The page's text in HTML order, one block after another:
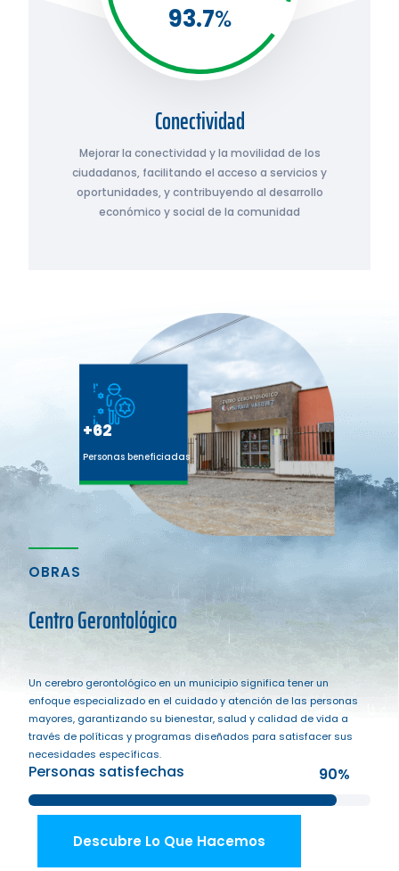
93.7%
Conectividad
Mejorar la conectividad y la movilidad de los
ciudadanos, facilitando el acceso a servicios y
oportunidades, y contribuyendo al desarrollo
económico y social de la comunidad
+62
Personas beneficiadas
OBRAS
Centro Gerontológico
Un cerebro gerontológico en un municipio significa tener un
enfoque especializado en el cuidado y atención de las personas
mayores, garantizando su bienestar, salud y calidad de vida a
través de políticas y programas diseñados para satisfacer sus
necesidades específicas.
Personas satisfechas 90%
Descubre Lo Que Hacemos